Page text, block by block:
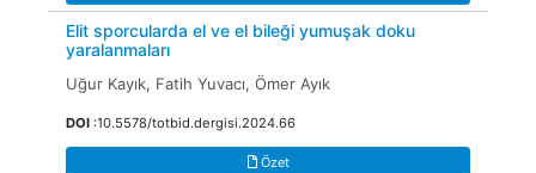
Elit sporcularda el ve el bileği yumuşak doku
yaralanmaları
Uğur Kayık, Fatih Yuvacı, Ömer Ayık
DOI :10.5578/totbid.dergisi.2024.66
Özet